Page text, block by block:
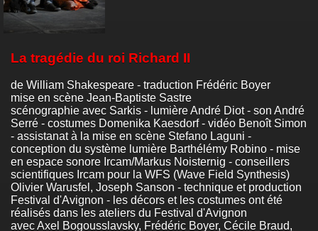
La tragédie du roi Richard II
de William Shakespeare - traduction Frédéric Boyer
mise en scène Jean-Baptiste Sastre
scénographie avec Sarkis - lumière André Diot - son André
Serré - costumes Domenika Kaesdorf - vidéo Benoît Simon
- assistanat à la mise en scène Stefano Laguni -
conception du système lumière Barthélémy Robino - mise
en espace sonore Ircam/Markus Noisternig - conseillers
scientifiques Ircam pour la WFS (Wave Field Synthesis)
Olivier Warusfel, Joseph Sanson - technique et production
Festival d'Avignon - les décors et les costumes ont été
réalisés dans les ateliers du Festival d'Avignon
avec Axel Bogousslavsky, Frédéric Boyer, Cécile Braud,